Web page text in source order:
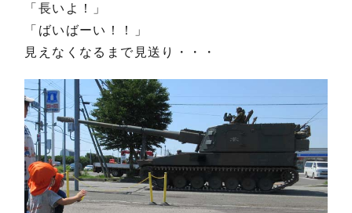
「長いよ！」
「ばいばーい！！」
見えなくなるまで見送り・・・